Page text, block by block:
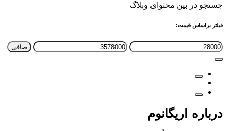
جستجو در بین محتوای وبلاگ
فیلتر براساس قیمت:
حداقل
حداكثر
صافی
درباره اریگانوم